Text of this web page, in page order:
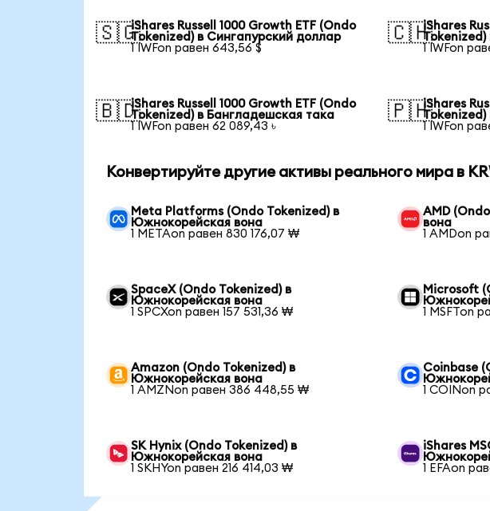
🇸🇬iShares Russell 1000 Growth ETF (Ondo
Tokenized) в Сингапурский доллар
1 IWFon равен 643,56 $
🇨🇭iShares
1 IWFon
🇧🇩iShares Russell 1000 Growth ETF (Ondo
Tokenized) в Бангладешская така
1 IWFon равен 62 089,43 ৳
🇵🇭iShares
1 IWFon
Конвертируйте другие активы реального мира в
Meta Platforms (Ondo Tokenized) в
Южнокорейская вона
1 METAon равен 830 176,07 ₩
AMD
вона
1 AMDon
SpaceX (Ondo Tokenized) в
Южнокорейская вона
1 SPCXon равен 157 531,36 ₩
Microsoft
1 MSFTon
Amazon (Ondo Tokenized) в
Южнокорейская вона
1 AMZNon равен 386 448,55 ₩
Coinbase
1 COINon
SK Hynix (Ondo Tokenized) в
Южнокорейская вона
1 SKHYon равен 216 414,03 ₩
iShares
1 EFAon